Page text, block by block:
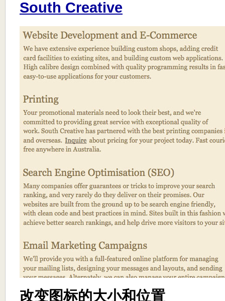
South Creative
改变图标的大小和位置